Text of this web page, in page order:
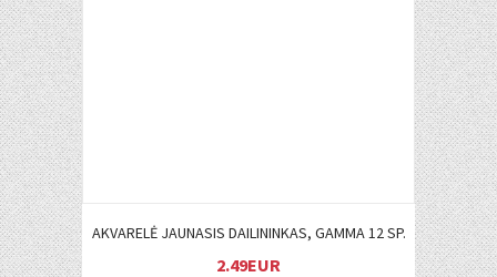
AKVARELĖ JAUNASIS DAILININKAS, GAMMA 12 SP.
2.49EUR